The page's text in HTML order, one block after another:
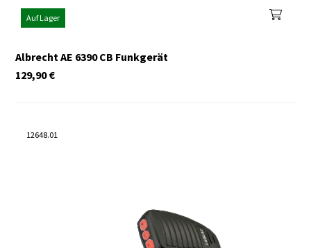
Auf Lager
Albrecht AE 6390 CB Funkgerät
€
129,90
12648.01